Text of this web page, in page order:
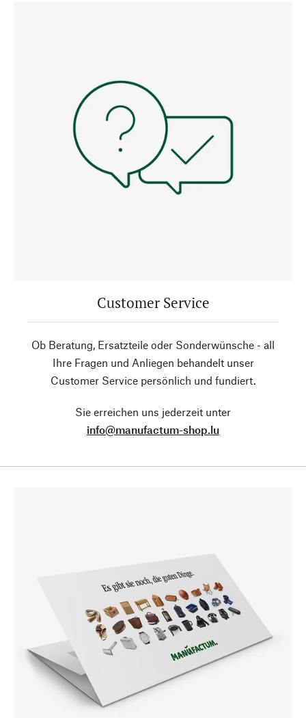
Customer Service
Ob Beratung, Ersatzteile oder Sonderwünsche - all
Ihre Fragen und Anliegen behandelt unser
Customer Service persönlich und fundiert.
Sie erreichen uns jederzeit unter
info@manufactum-shop.lu